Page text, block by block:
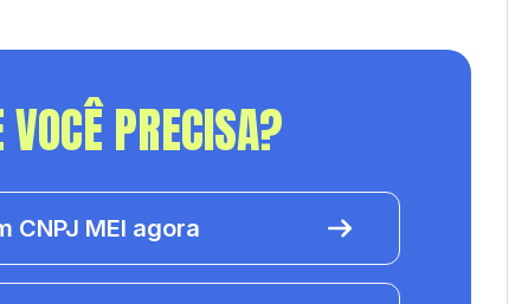
VOCÊ PRECISA?
CNPJ MEI agora